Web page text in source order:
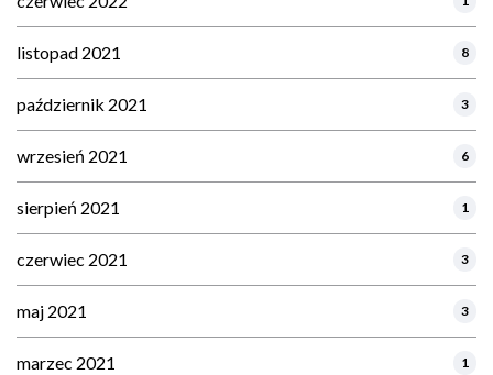
listopad 2021 8
październik 2021 3
wrzesień 2021 6
sierpień 2021 1
czerwiec 2021 3
maj 2021 3
marzec 2021 1